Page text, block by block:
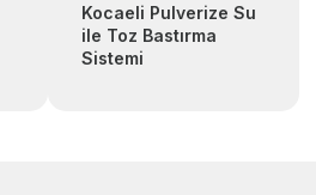
Kocaeli Pulverize Su
ile Toz Bastırma
Sistemi